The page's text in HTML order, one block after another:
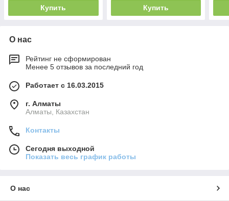
Купить Купить
О нас
Рейтинг не сформирован
Менее 5 отзывов за последний год
Работает с 16.03.2015
г. Алматы
Алматы, Казахстан
Контакты
Сегодня выходной
Показать весь график работы
О нас